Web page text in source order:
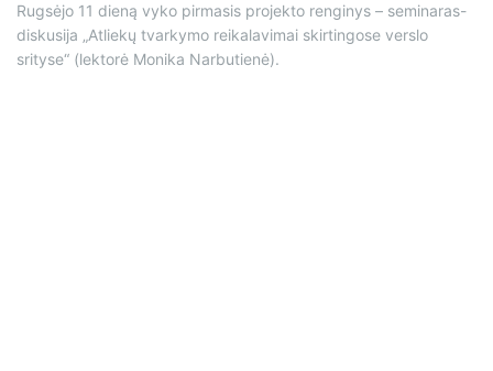
Rugsėjo 11 dieną vyko pirmasis projekto renginys – seminaras-
diskusija „Atliekų tvarkymo reikalavimai skirtingose verslo
srityse“ (lektorė Monika Narbutienė).